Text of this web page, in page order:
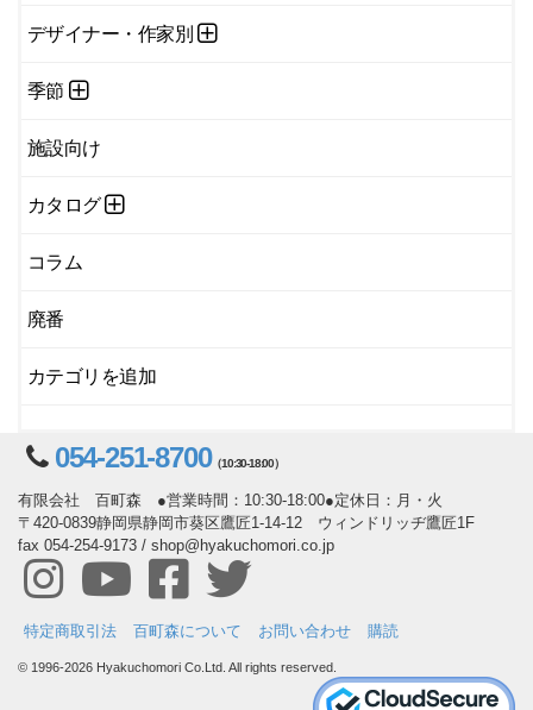
デザイナー・作家別
季節
施設向け
カタログ
コラム
廃番
カテゴリを追加
054-251-8700（10:30-18:00）
有限会社 百町森 ●営業時間：10:30-18:00●定休日：月・火
〒420-0839静岡県静岡市葵区鷹匠1-14-12 ウィンドリッヂ鷹匠1F
fax 054-254-9173 / shop@hyakuchomori.co.jp
特定商取引法 百町森について お問い合わせ 購読
© 1996-2026 Hyakuchomori Co.Ltd. All rights reserved.